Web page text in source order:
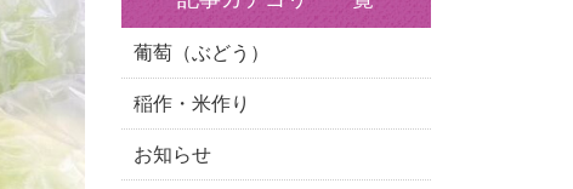
葡萄（ぶどう）
稲作・米作り
お知らせ